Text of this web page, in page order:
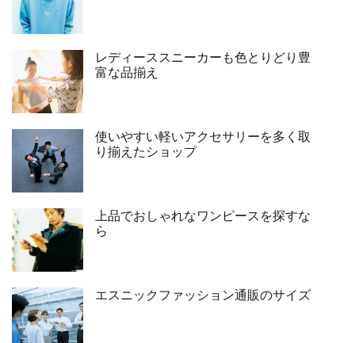
レディーススニーカーも色とりどり豊
富な品揃え
使いやすい軽いアクセサリーを多く取
り揃えたショップ
上品でおしゃれなワンピースを探すな
ら
エスニックファッション通販のサイズ